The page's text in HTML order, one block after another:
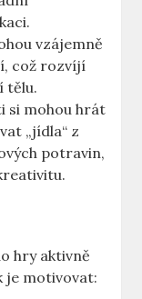
vzájemně
což rozvíjí
tělu.
si mohou hrát
„jídla“ z
potravin,
hry aktivně
je motivovat: